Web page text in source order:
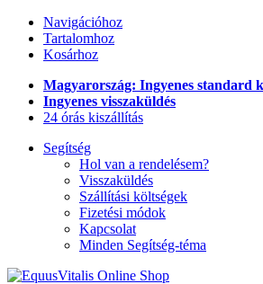
Navigációhoz
Tartalomhoz
Kosárhoz
Magyarország: Ingyenes standard
Ingyenes visszaküldés
24 órás kiszállítás
Segítség
Hol van a rendelésem?
Visszaküldés
Szállítási költségek
Fizetési módok
Kapcsolat
Minden Segítség-téma